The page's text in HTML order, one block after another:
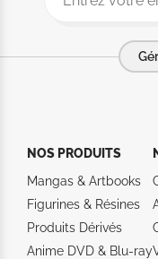
NOS PRODUITS
Mangas & Artbooks
Figurines & Résines
Produits Dérivés
Anime DVD & Blu‑ray